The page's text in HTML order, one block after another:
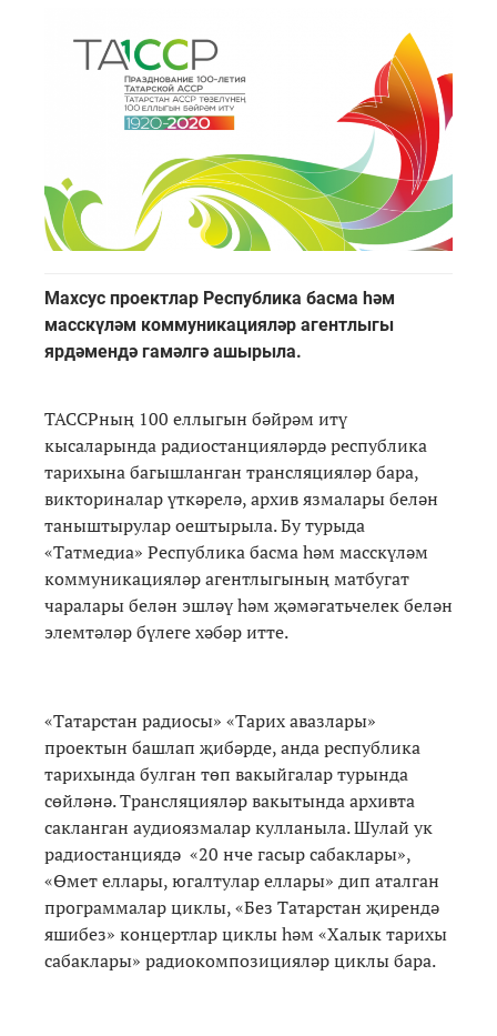
Махсус проектлар Республика басма һәм
масскүләм коммуникацияләр агентлыгы
ярдәмендә гамәлгә ашырыла.
ТАССРның 100 еллыгын бәйрәм итү
кысаларында радиостанцияләрдә республика
тарихына багышланган трансляцияләр бара,
викториналар үткәрелә, архив язмалары белән
таныштырулар оештырыла. Бу турыда
«Татмедиа» Республика басма һәм масскүләм
коммуникацияләр агентлыгының матбугат
чаралары белән эшләү һәм җәмәгатьчелек белән
элемтәләр бүлеге хәбәр итте.
«Татарстан радиосы» «Тарих авазлары»
проектын башлап җибәрде, анда республика
тарихында булган төп вакыйгалар турында
сөйләнә. Трансляцияләр вакытында архивта
сакланган аудиоязмалар кулланыла. Шулай ук
радиостанциядә «20 нче гасыр сабаклары»,
«Өмет еллары, югалтулар еллары» дип аталган
программалар циклы, «Без Татарстан җирендә
яшибез» концертлар циклы һәм «Халык тарихы
сабаклары» радиокомпозицияләр циклы бара.